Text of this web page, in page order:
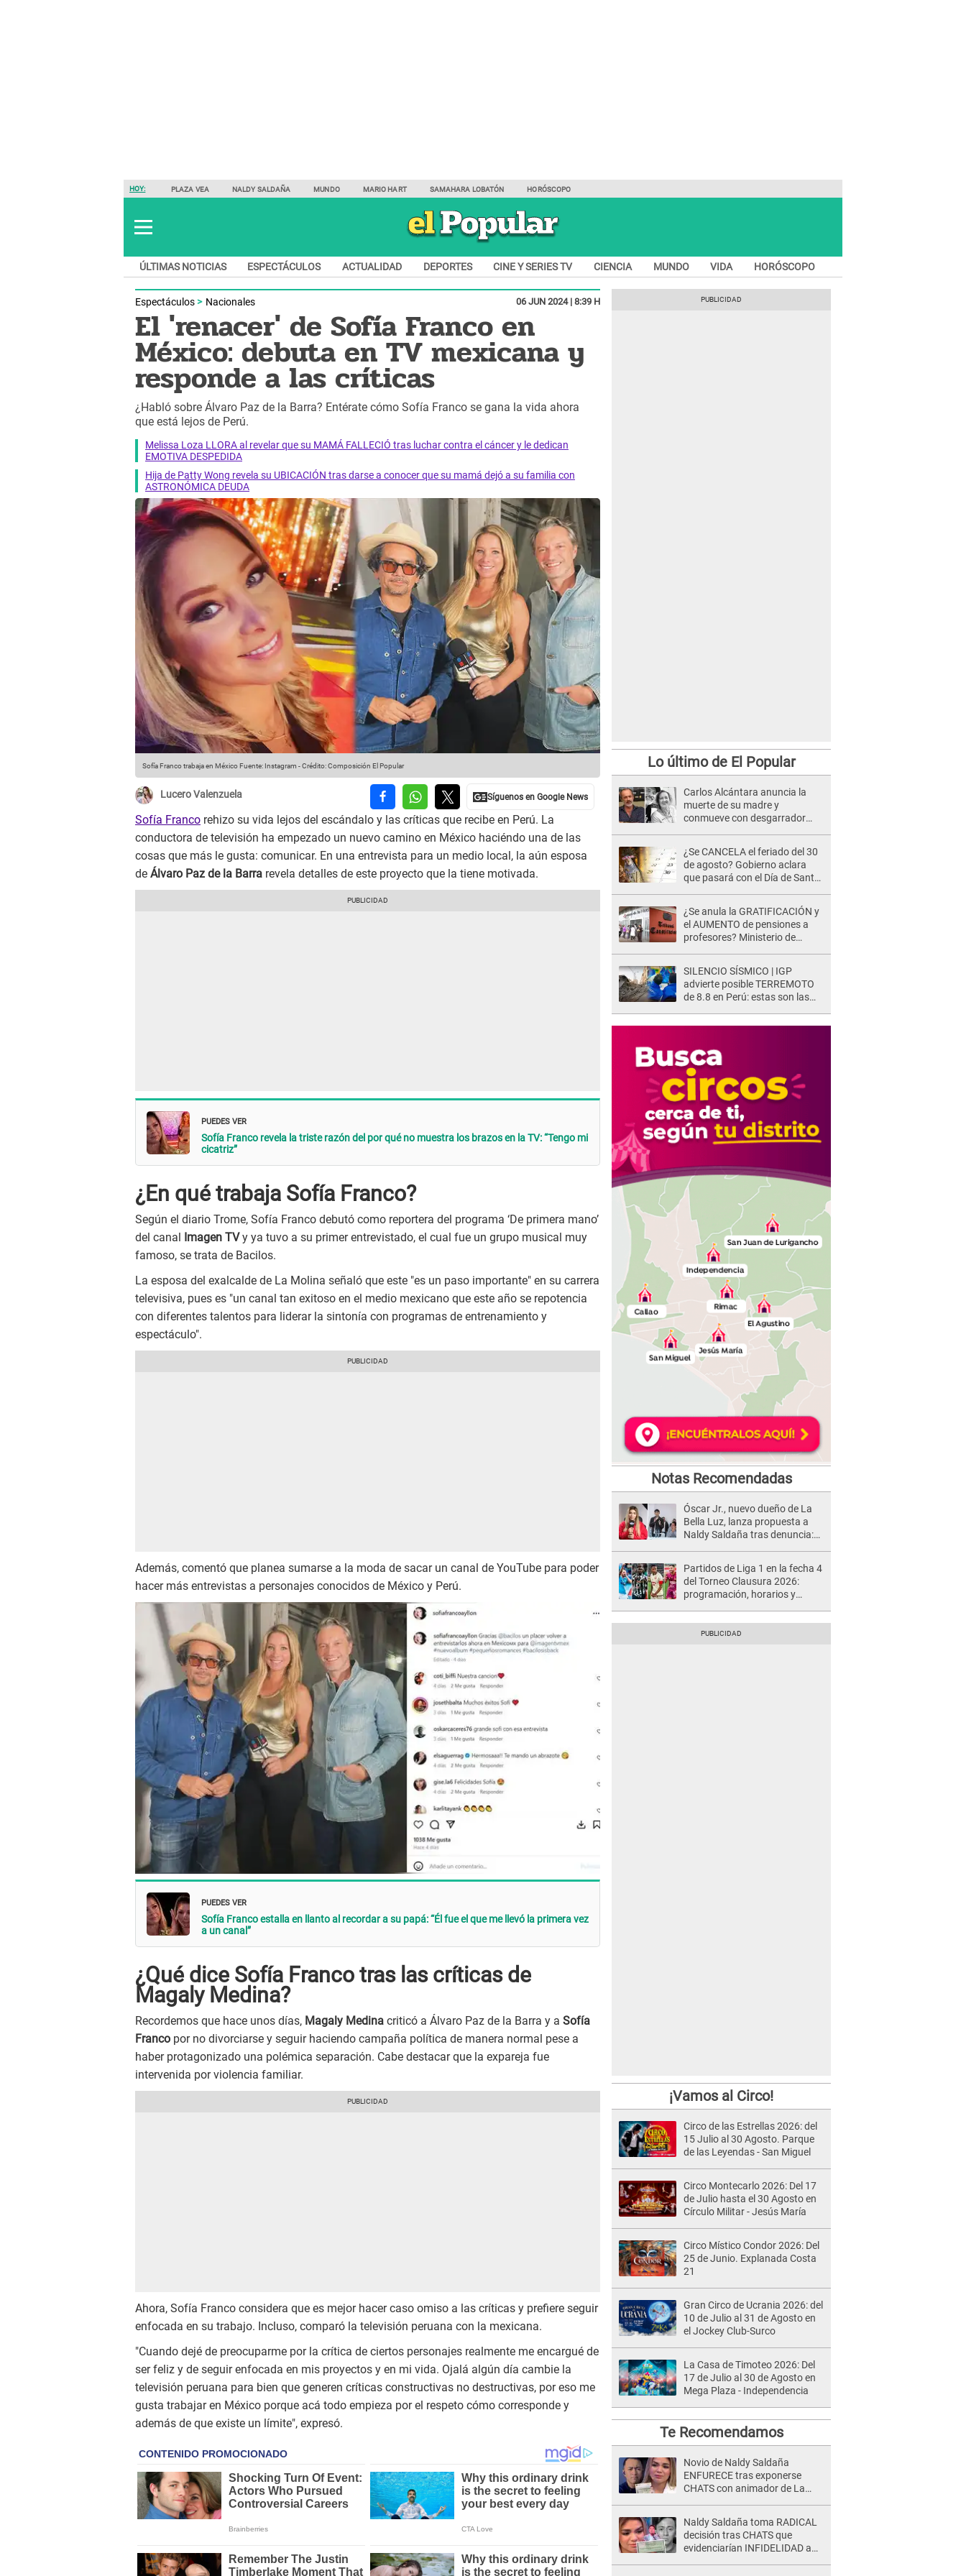
HOY: PLAZA VEA NALDY SALDAÑA MUNDO MARIO HART SAMAHARA LOBATÓN HORÓSCOPO
ÚLTIMAS NOTICIAS ESPECTÁCULOS ACTUALIDAD DEPORTES CINE Y SERIES TV CIENCIA MUNDO VIDA HORÓSCOPO
Espectáculos Nacionales 06 JUN 2024 | 8:39 H
El 'renacer' de Sofía Franco en
México: debuta en TV mexicana y
responde a las críticas
¿Habló sobre Álvaro Paz de la Barra? Entérate cómo Sofía Franco se gana la vida ahora
que está lejos de Perú.
Melissa Loza LLORA al revelar que su MAMÁ FALLECIÓ tras luchar contra el cáncer y le dedican
EMOTIVA DESPEDIDA
Hija de Patty Wong revela su UBICACIÓN tras darse a conocer que su mamá dejó a su familia con
ASTRONÓMICA DEUDA
Sofía Franco trabaja en México Fuente: Instagram -Crédito: Composición El Popular
Lucero Valenzuela
Sofía Franco rehizo su vida lejos del escándalo y las críticas que recibe en Perú. La
conductora de televisión ha empezado un nuevo camino en México haciéndo una de las
cosas que más le gusta: comunicar. En una entrevista para un medio local, la aún esposa
de Álvaro Paz de la Barra revela detalles de este proyecto que la tiene motivada.
PUEDES VER
Sofía Franco revela la triste razón del por qué no muestra los brazos en la TV: “Tengo mi
cicatriz”
¿En qué trabaja Sofía Franco?
Según el diario Trome, Sofía Franco debutó como reportera del programa ‘De primera mano’
del canal
Imagen TVy ya tuvo a su primer entrevistado, el cual fue un grupo musical muy
famoso, se trata de Bacilos.
La esposa del exalcalde de La Molina señaló que este "es un paso importante" en su carrera
televisiva, pues es "un canal tan exitoso en el medio mexicano que este año se repotencia
con diferentes talentos para liderar la sintonía con programas de entrenamiento y
espectáculo".
Además, comentó que planea sumarse a la moda de sacar un canal de YouTube para poder
hacer más entrevistas a personajes conocidos de México y Perú.
PUEDES VER
Sofía Franco estalla en llanto al recordar a su papá: “Él fue el que me llevó la primera vez
a un canal”
¿Qué dice Sofía Franco tras las críticas de
Magaly Medina?
Recordemos que hace unos días, Magaly Medina criticó a Álvaro Paz de la Barra y a Sofía
Franco por no divorciarse y seguir haciendo campaña política de manera normal pese a
haber protagonizado una polémica separación. Cabe destacar que la expareja fue
intervenida por violencia familiar.
Ahora, Sofía Franco considera que es mejor hacer caso omiso a las críticas y prefiere seguir
enfocada en su trabajo. Incluso, comparó la televisión peruana con la mexicana.
"Cuando dejé de preocuparme por la crítica de ciertos personajes realmente me encargué de
ser feliz y de seguir enfocada en mis proyectos y en mi vida. Ojalá algún día cambie la
televisión peruana para bien que generen críticas constructivas no destructivas, por eso me
gusta trabajar en México porque acá todo empieza por el respeto cómo corresponde y
además de que existe un límite", expresó.
Lo último de El Popular
Carlos Alcántara anuncia la
muerte de su madre y
conmueve con desgarrador
¿Se CANCELA el feriado del 30
de agosto? Gobierno aclara
que pasará con el Día de Santa
¿Se anula la GRATIFICACIÓN y
el AUMENTO de pensiones a
profesores? Ministerio de
SILENCIO SÍSMICO | IGP
advierte posible TERREMOTO
de 8.8 en Perú: estas son las
Notas Recomendadas
Óscar Jr., nuevo dueño de La
Bella Luz, lanza propuesta a
Naldy Saldaña tras denuncia:
Partidos de Liga 1 en la fecha 4
del Torneo Clausura 2026:
programación, horarios y
¡Vamos al Circo!
Circo de las Estrellas 2026: del
15 Julio al 30 Agosto. Parque
de las Leyendas - San Miguel
Circo Montecarlo 2026: Del 17
de Julio hasta el 30 Agosto en
Círculo Militar - Jesús María
Circo Místico Condor 2026: Del
25 de Junio. Explanada Costa
21
Gran Circo de Ucrania 2026: del
10 de Julio al 31 de Agosto en
el Jockey Club-Surco
La Casa de Timoteo 2026: Del
17 de Julio al 30 de Agosto en
Mega Plaza - Independencia
Te Recomendamos
Novio de Naldy Saldaña
ENFURECE tras exponerse
CHATS con animador de La
Naldy Saldaña toma RADICAL
decisión tras CHATS que
evidenciarían INFIDELIDAD a